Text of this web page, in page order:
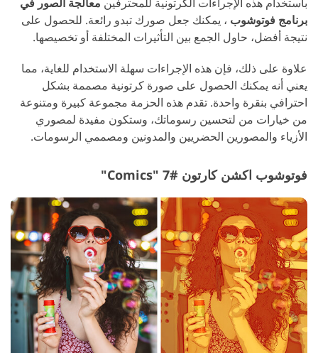
برنامج فوتوشوب ، يمكنك جعل صورك تبدو رائعة. للحصول على
نتيجة أفضل، حاول الجمع بين التأثيرات المختلفة أو تخصيصها.
علاوة على ذلك، فإن هذه الإجراءات سهلة الاستخدام للغاية، مما
يعني أنه يمكنك الحصول على صورة كرتونية مصممة بشكل
احترافي بنقرة واحدة. تقدم هذه الحزمة مجموعة كبيرة ومتنوعة
من خيارات من لتحسين رسوماتك، وستكون مفيدة لمصوري
الأزياء والمصورين الحضريين والمدونين ومصممي الرسومات.
فوتوشوب اكشن كارتون #7 "Comics"